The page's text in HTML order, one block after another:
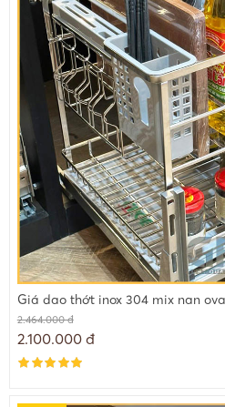
Giá dao thớt inox 304 mix nan
2.464.000 đ
2.100.000 đ